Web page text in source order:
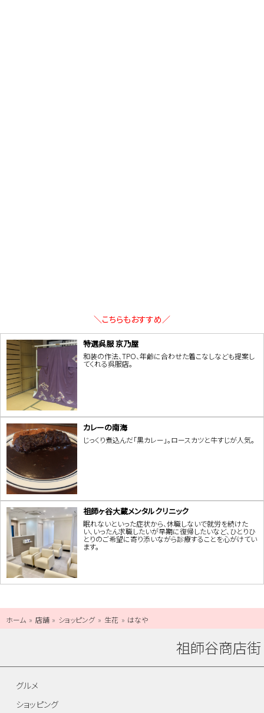
＼こちらもおすすめ／
特選呉服 京乃屋
和装の作法、TPO、年齢に合わせた着こなしなども提案し
てくれる呉服店。
カレーの南海
じっくり煮込んだ「黒カレー」。ロースカツと牛すじが人気。
祖師ヶ谷大蔵メンタルクリニック
眠れないといった症状から、休職しないで就労を続けた
い、いったん求職したいが早期に復帰したいなど、ひとりひ
とりのご希望に寄り添いながら診療することを心がけてい
ます。
ホーム 店舗 ショッピング 生花 はなや
祖師谷商店街
グルメ
ショッピング